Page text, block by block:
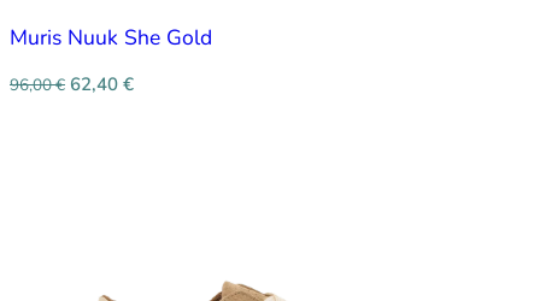
Muris Nuuk She Gold
96,00€ 62,40 €